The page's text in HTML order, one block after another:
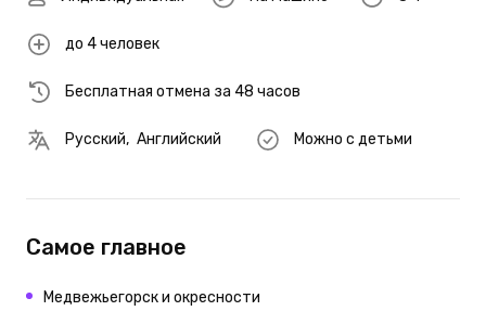
до 4 человек
Бесплатная отмена за 48 часов
Русский, Английский Можно с детьми
Самое главное
Медвежьегорск и окресности